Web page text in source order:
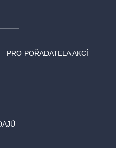
PRO POŘADATELA AKCÍ